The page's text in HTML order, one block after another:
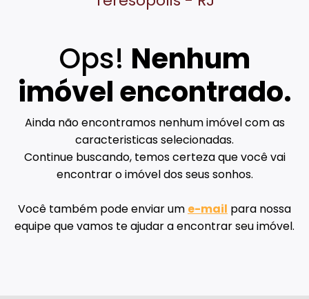
Ops! Nenhum
imóvel encontrado.
Ainda não encontramos nenhum imóvel com as
caracteristicas selecionadas.
Continue buscando, temos certeza que você vai
encontrar o imóvel dos seus sonhos.
Você também pode enviar um e-mail para nossa
equipe que vamos te ajudar a encontrar seu imóvel.